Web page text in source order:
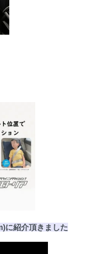
に紹介頂き ました